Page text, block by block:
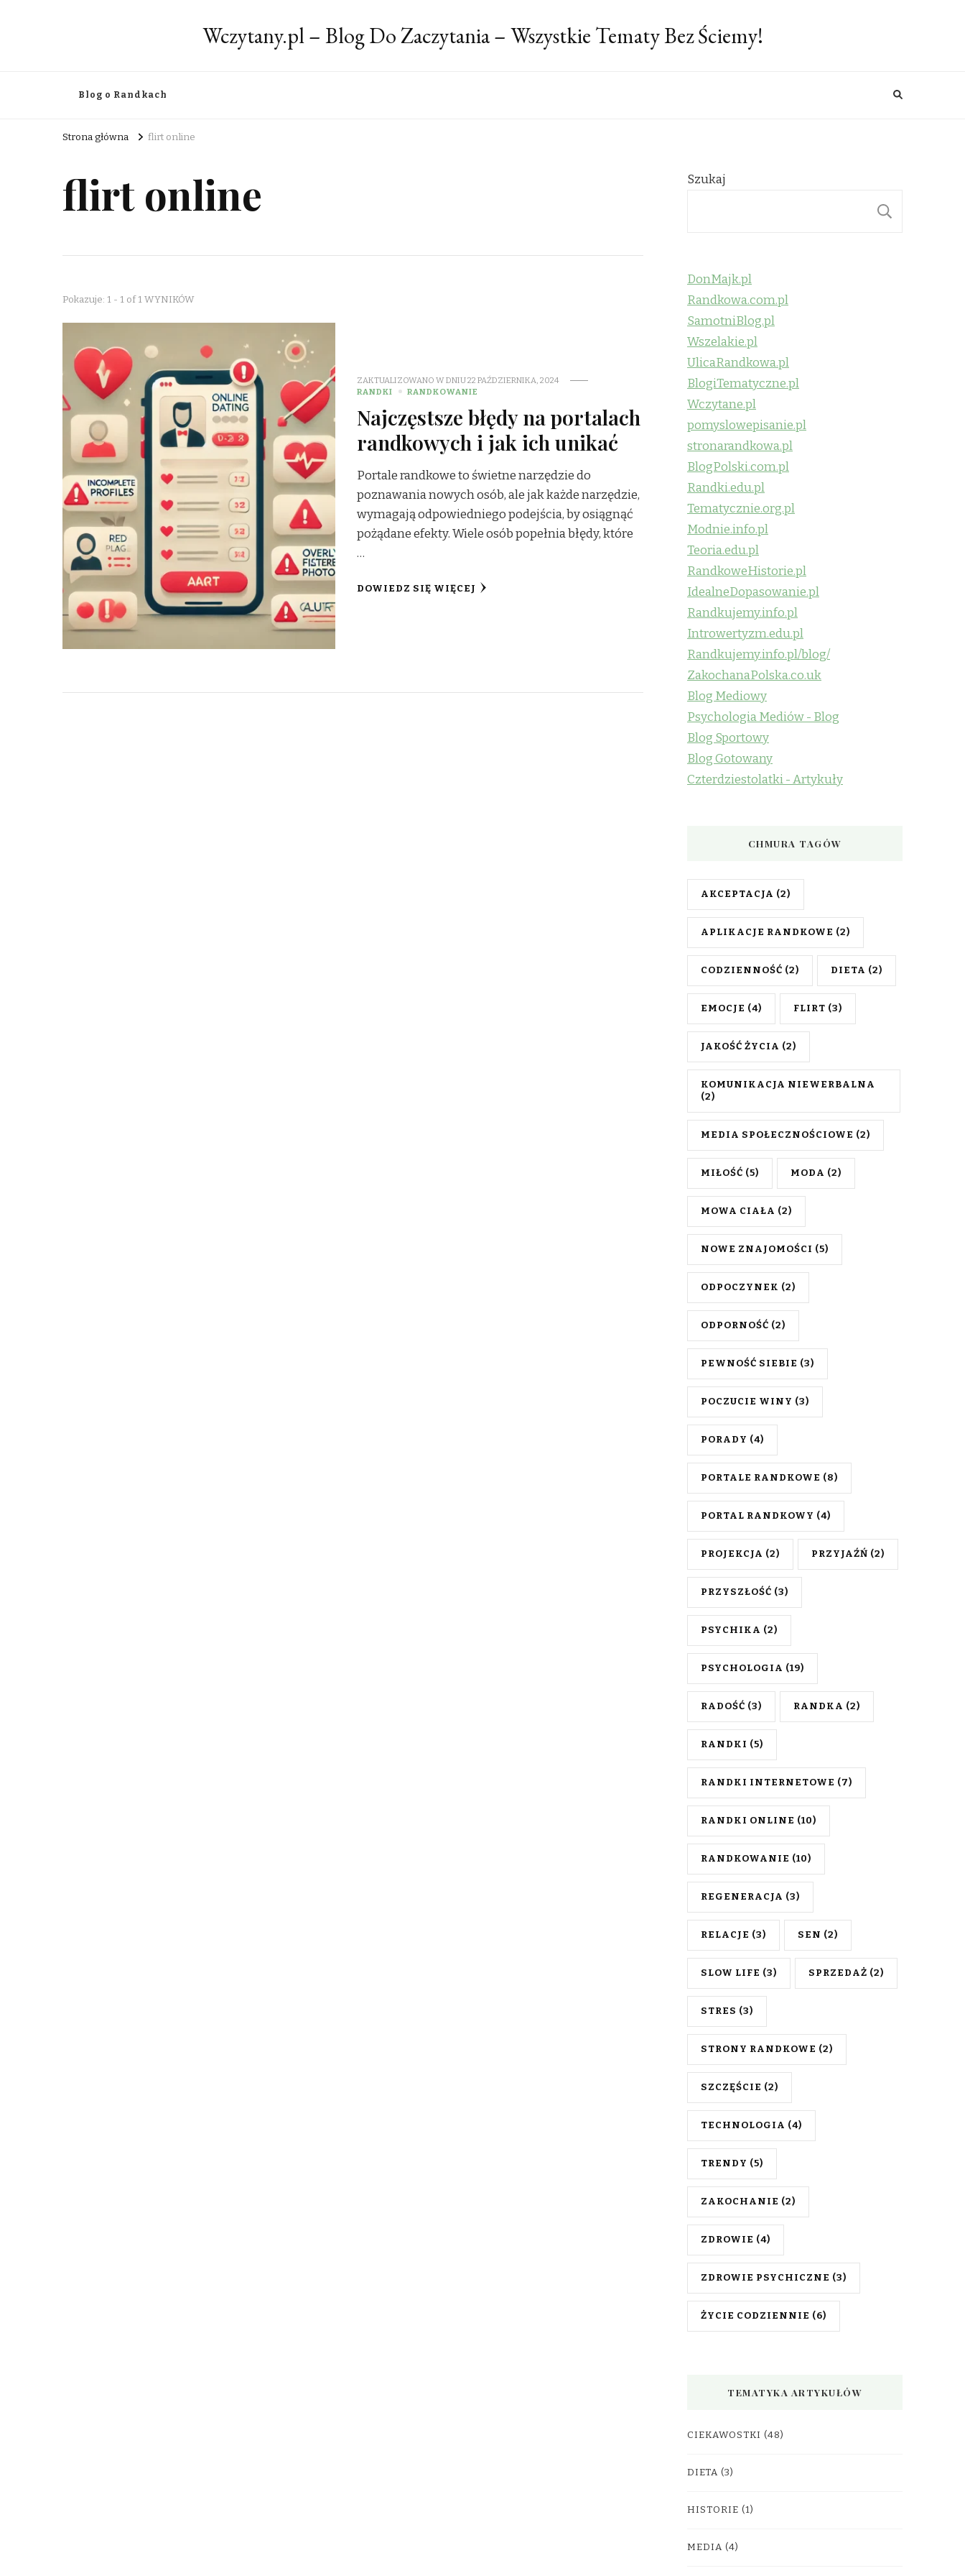
Wczytany.pl – Blog Do Zaczytania – Wszystkie Tematy Bez Ściemy!
Blog o Randkach
Strona główna flirt online
flirt online
Pokazuje: 1 - 1 of 1 WYNIKÓW
ZAKTUALIZOWANO W DNIU22 PAŹDZIERNIKA, 2024
RANDKI
RANDKOWANIE
Najczęstsze błędy na portalach
randkowych i jak ich unikać
Portale randkowe to świetne narzędzie do
poznawania nowych osób, ale jak każde narzędzie,
wymagają odpowiedniego podejścia, by osiągnąć
pożądane efekty. Wiele osób popełnia błędy, które
…
DOWIEDZ SIĘ WIĘCEJ
Szukaj
DonMajk.pl
Randkowa.com.pl
SamotniBlog.pl
Wszelakie.pl
UlicaRandkowa.pl
BlogiTematyczne.pl
Wczytane.pl
pomyslowepisanie.pl
stronarandkowa.pl
BlogPolski.com.pl
Randki.edu.pl
Tematycznie.org.pl
Modnie.info.pl
Teoria.edu.pl
RandkoweHistorie.pl
IdealneDopasowanie.pl
Randkujemy.info.pl
Introwertyzm.edu.pl
Randkujemy.info.pl/blog/
ZakochanaPolska.co.uk
Blog Mediowy
Psychologia Mediów - Blog
Blog Sportowy
Blog Gotowany
Czterdziestolatki - Artykuły
CHMURA TAGÓW
AKCEPTACJA (2)
APLIKACJE RANDKOWE (2)
CODZIENNOŚĆ (2) DIETA (2)
EMOCJE (4) FLIRT (3)
JAKOŚĆ ŻYCIA (2)
KOMUNIKACJA NIEWERBALNA
(2)
MEDIA SPOŁECZNOŚCIOWE (2)
MIŁOŚĆ (5) MODA (2)
MOWA CIAŁA (2)
NOWE ZNAJOMOŚCI (5)
ODPOCZYNEK (2)
ODPORNOŚĆ (2)
PEWNOŚĆ SIEBIE (3)
POCZUCIE WINY (3)
PORADY (4)
PORTALE RANDKOWE (8)
PORTAL RANDKOWY (4)
PROJEKCJA (2) PRZYJAŹŃ (2)
PRZYSZŁOŚĆ (3)
PSYCHIKA (2)
PSYCHOLOGIA (19)
RADOŚĆ (3) RANDKA (2)
RANDKI (5)
RANDKI INTERNETOWE (7)
RANDKI ONLINE (10)
RANDKOWANIE (10)
REGENERACJA (3)
RELACJE (3) SEN (2)
SLOW LIFE (3) SPRZEDAŻ (2)
STRES (3)
STRONY RANDKOWE (2)
SZCZĘŚCIE (2)
TECHNOLOGIA (4)
TRENDY (5)
ZAKOCHANIE (2)
ZDROWIE (4)
ZDROWIE PSYCHICZNE (3)
ŻYCIE CODZIENNIE (6)
TEMATYKA ARTYKUŁÓW
CIEKAWOSTKI (48)
DIETA (3)
HISTORIE (1)
MEDIA (4)